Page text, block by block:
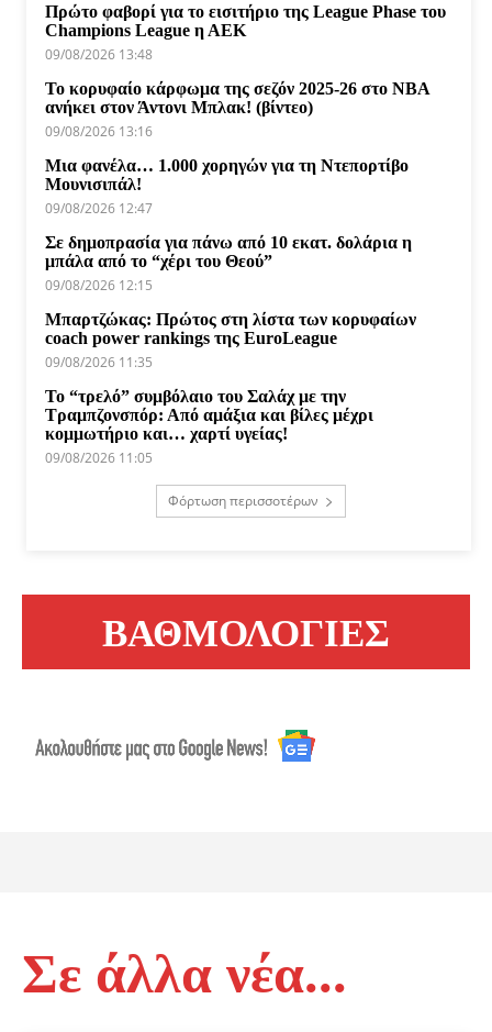
Πρώτο φαβορί για το εισιτήριο της League Phase του
Champions League η ΑΕΚ
09/08/2026 13:48
Το κορυφαίο κάρφωμα της σεζόν 2025-26 στο NBA
ανήκει στον Άντονι Μπλακ! (βίντεο)
09/08/2026 13:16
Μια φανέλα… 1.000 χορηγών για τη Ντεπορτίβο
Μουνισιπάλ!
09/08/2026 12:47
Σε δημοπρασία για πάνω από 10 εκατ. δολάρια η
μπάλα από το “χέρι του Θεού”
09/08/2026 12:15
Μπαρτζώκας: Πρώτος στη λίστα των κορυφαίων
coach power rankings της EuroLeague
09/08/2026 11:35
Το “τρελό” συμβόλαιο του Σαλάχ με την
Τραμπζονσπόρ: Από αμάξια και βίλες μέχρι
κομμωτήριο και… χαρτί υγείας!
09/08/2026 11:05
Φόρτωση περισσοτέρων
ΒΑΘΜΟΛΟΓΙΕΣ
Σε άλλα νέα...